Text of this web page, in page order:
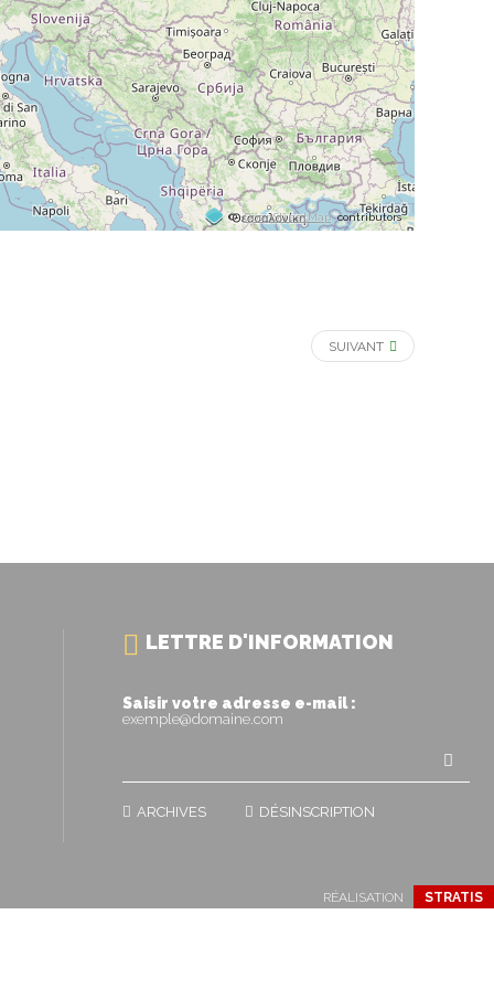
© OpenStreetMap contributors
SUIVANT
LETTRE D'INFORMATION
Saisir votre adresse e-mail :
exemple@domaine.com
ARCHIVES DÉSINSCRIPTION
RÉALISATION STRATIS